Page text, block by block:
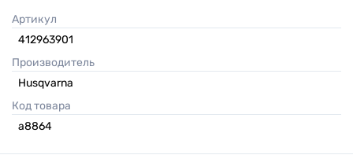
Артикул
412963901
Производитель
Husqvarna
Код товара
а8864